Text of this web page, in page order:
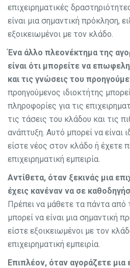
επιχειρηματικές
είναι μια σημαντική πρόκληση,
εξοικειωμένοι με τον κλάδο.
Ένα άλλο πλεονέκτημα της
είναι ότι μπορείτε να
και τις γνώσεις του
προηγούμενος ιδιοκτήτης
πληροφορίες για τις
τις τάσεις του κλάδου και τις
ανάπτυξη. Αυτό μπορεί να είναι
είστε νέος στον κλάδο ή έχετε
επιχειρηματική εμπειρία.
Αντίθετα, όταν ξεκινάς μια
έχεις κανέναν να σε
Πρέπει να μάθετε τα πάντα από
μπορεί να είναι μια σημαντική
είστε εξοικειωμένοι με τον
επιχειρηματική εμπειρία.
Επιπλέον, όταν αγοράζετε μια